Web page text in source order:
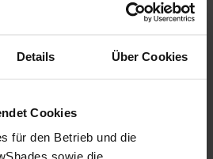
Details Über Cookies
Cookies
für den Betrieb und die
sowie die
millimetergenau auf deine Bedürfnisse
Lieblingszahlungsart aus (Rechnung,